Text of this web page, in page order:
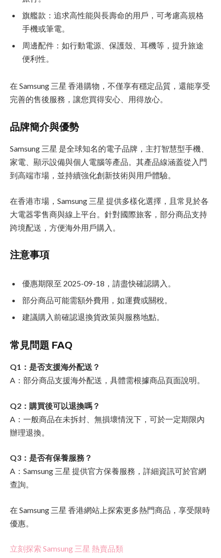
旗艦款：追求高性能與長壽命的用戶，可考慮高規格
手機或筆電。
周邊配件：如行動電源、保護殼、耳機等，提升旅途
便利性。
在 Samsung 三星 香港購物，不僅享有穩定品質，還能享受
完善的售後服務，讓您買得安心、用得放心。
品牌簡介與優勢
Samsung 三星 是全球知名的電子品牌，主打智慧型手機、
家電、顯示設備與個人電腦等產品。其產品線涵蓋從入門
到高端市場，並持續強化創新技術與用戶體驗。
在香港市場，Samsung 三星 提供多樣化選擇，且常見於各
大電器零售商與線上平台。針對國際旅客，部分商品支持
跨境配送，方便海外用戶購入。
注意事項
優惠期限至 2025-09-18，請盡快確認購入。
部分商品可能需額外費用，如運費或關稅。
建議購入前確認退換貨政策與服務地點。
常見問題 FAQ
Q1：是否支援海外配送？
A：部分商品支援海外配送，具體需根據商品頁面說明。
Q2：購買後可以退換嗎？
A：一般商品在未拆封、無損壞情況下，可於一定期限內
辦理退換。
Q3：是否有保養服務？
A：Samsung 三星 提供官方保養服務，詳細資訊可於官網
查詢。
在 Samsung 三星 香港網站上探索更多熱門商品，享受限時
優惠。
立刻探索 Samsung 三星 熱賣品類